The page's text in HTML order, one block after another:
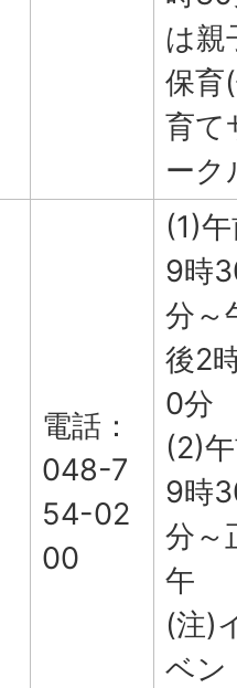
は親
保育
育て
ーク
電話：
048-7
54-02
00
(1)
9時
分～
後2
0分
(2)
9時
分～
午
(注)
ベン